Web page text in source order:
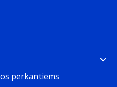
perkantiems